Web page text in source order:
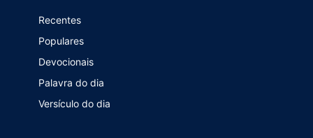
Recentes
Populares
Devocionais
Palavra do dia
Versículo do dia